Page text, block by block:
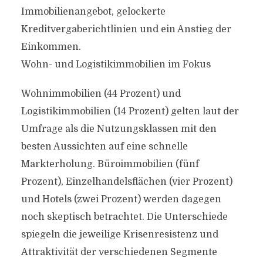
Immobilienangebot, gelockerte
Kreditvergaberichtlinien und ein Anstieg der
Einkommen.
Wohn- und Logistikimmobilien im Fokus
Wohnimmobilien (44 Prozent) und
Logistikimmobilien (14 Prozent) gelten laut der
Umfrage als die Nutzungsklassen mit den
besten Aussichten auf eine schnelle
Markterholung. Büroimmobilien (fünf
Prozent), Einzelhandelsflächen (vier Prozent)
und Hotels (zwei Prozent) werden dagegen
noch skeptisch betrachtet. Die Unterschiede
spiegeln die jeweilige Krisenresistenz und
Attraktivität der verschiedenen Segmente